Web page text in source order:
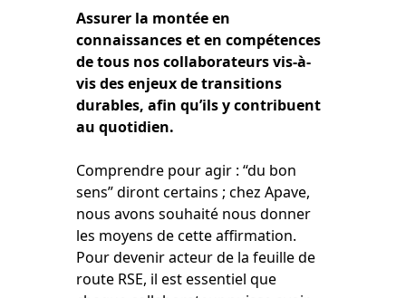
Assurer la montée en
connaissances et en compétences
de tous nos collaborateurs vis-à-
vis des enjeux de transitions
durables, afin qu’ils y contribuent
au quotidien.
Comprendre pour agir : “du bon
sens” diront certains ; chez Apave,
nous avons souhaité nous donner
les moyens de cette affirmation.
Pour devenir acteur de la feuille de
route RSE, il est essentiel que